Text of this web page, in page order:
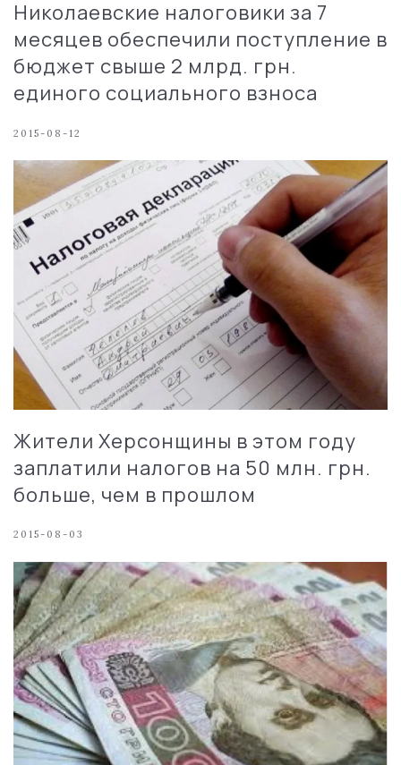
Николаевские налоговики за 7
месяцев обеспечили поступление в
бюджет свыше 2 млрд. грн.
единого социального взноса
2015-08-12
Жители Херсонщины в этом году
заплатили налогов на 50 млн. грн.
больше, чем в прошлом
2015-08-03